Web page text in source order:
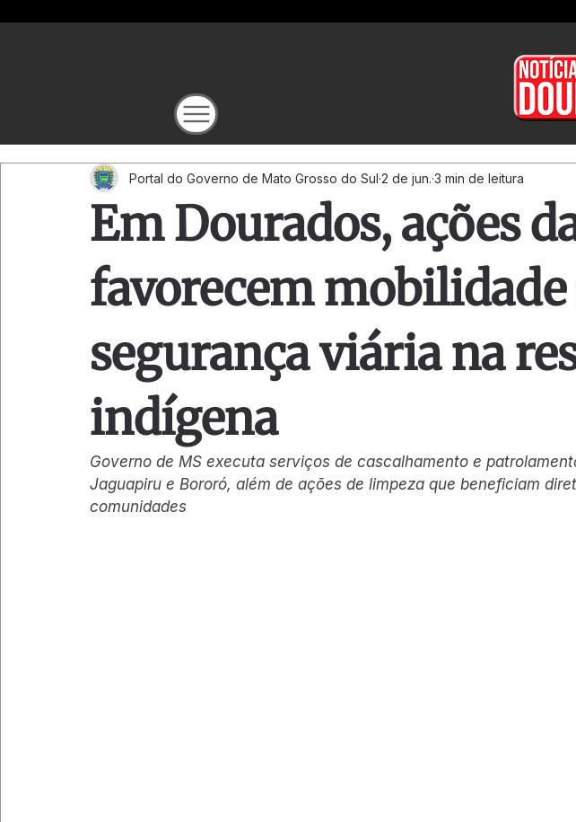
Em Dourados, ações
favorecem mobilidade
segurança viária na
indígena
Portal do Governo de Mato Grosso do Sul 2 de jun. 3 min de leitura
Governo de MS executa serviços de cascalhamento e
Jaguapiru e Bororó, além de ações de limpeza que beneficiam
comunidades